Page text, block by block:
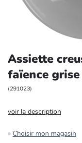
Entretien et
Animalerie
Bricolage et
Jardin et
Assiette
faïence
(291023)
voir la description
Choisir mon magasin